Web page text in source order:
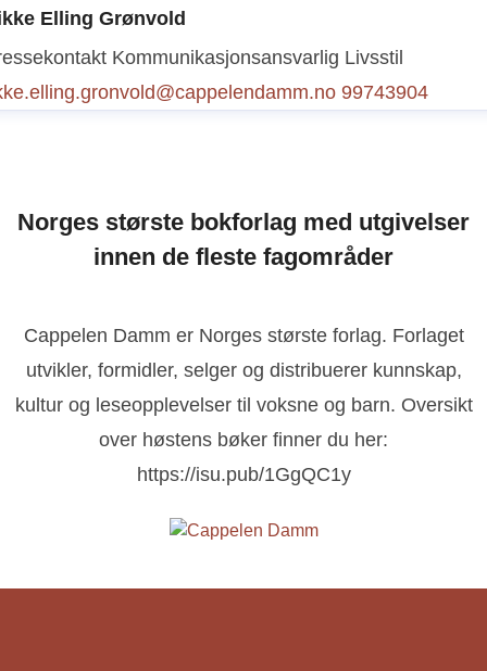
vibeke.christiansen@cappelendamm.no
Elling Grønvold
Kommunikasjonsansvarlig Livsstil
99743904
Norges største bokforlag med utgivelser
innen de fleste fagområder
Cappelen Damm er Norges største forlag. Forlaget
utvikler, formidler, selger og distribuerer kunnskap,
kultur og leseopplevelser til voksne og barn. Oversikt
over høstens bøker finner du her:
https://isu.pub/1GgQC1y